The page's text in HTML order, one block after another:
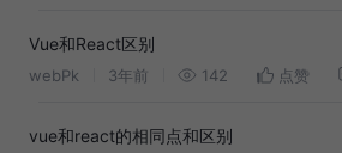
Vue和React区别
webPk 3年前 142 点赞
vue和react的相同点和区别